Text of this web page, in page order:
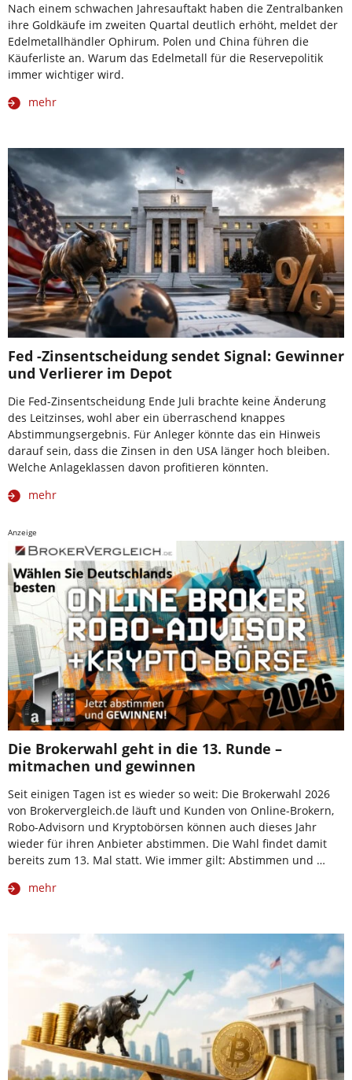
Nach einem schwachen Jahresauftakt haben die Zentralbanken
ihre Goldkäufe im zweiten Quartal deutlich erhöht, meldet der
Edelmetallhändler Ophirum. Polen und China führen die
Käuferliste an. Warum das Edelmetall für die Reservepolitik
immer wichtiger wird.
mehr
Fed -Zinsentscheidung sendet Signal: Gewinner
und Verlierer im Depot
Die Fed-Zinsentscheidung Ende Juli brachte keine Änderung
des Leitzinses, wohl aber ein überraschend knappes
Abstimmungsergebnis. Für Anleger könnte das ein Hinweis
darauf sein, dass die Zinsen in den USA länger hoch bleiben.
Welche Anlageklassen davon profitieren könnten.
mehr
Anzeige
Die Brokerwahl geht in die 13. Runde –
mitmachen und gewinnen
Seit einigen Tagen ist es wieder so weit: Die Brokerwahl 2026
von Brokervergleich.de läuft und Kunden von Online-Brokern,
Robo-Advisorn und Kryptobörsen können auch dieses Jahr
wieder für ihren Anbieter abstimmen. Die Wahl findet damit
bereits zum 13. Mal statt. Wie immer gilt: Abstimmen und …
mehr